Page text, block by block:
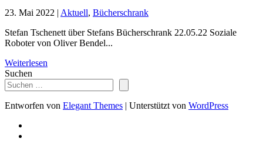
23. Mai 2022 | Aktuell, Bücherschrank
Stefan Tschenett über Stefans Bücherschrank 22.05.22 Soziale
Roboter von Oliver Bendel...
Weiterlesen
Suchen
Entworfen von Elegant Themes | Unterstützt von WordPress